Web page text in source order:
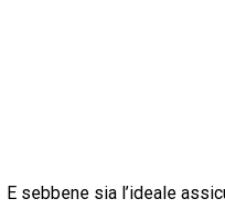
E sebbene sia l’ideale